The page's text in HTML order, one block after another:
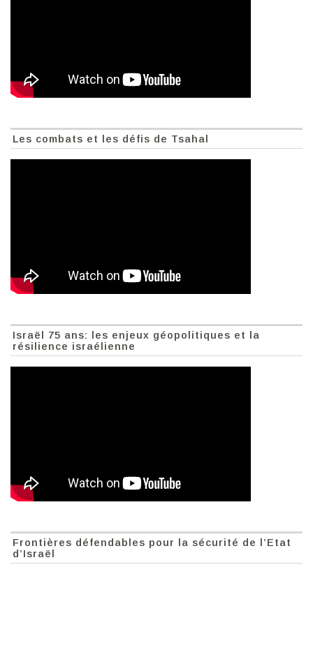
Les combats et les défis de Tsahal
Israël 75 ans: les enjeux géopolitiques et la
résilience israélienne
Frontières défendables pour la sécurité de l’Etat
d’Israël